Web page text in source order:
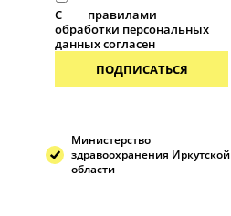
С
правилами
обработки персональных
данных согласен
ПОДПИСАТЬСЯ
Министерство
здравоохранения Иркутской
области